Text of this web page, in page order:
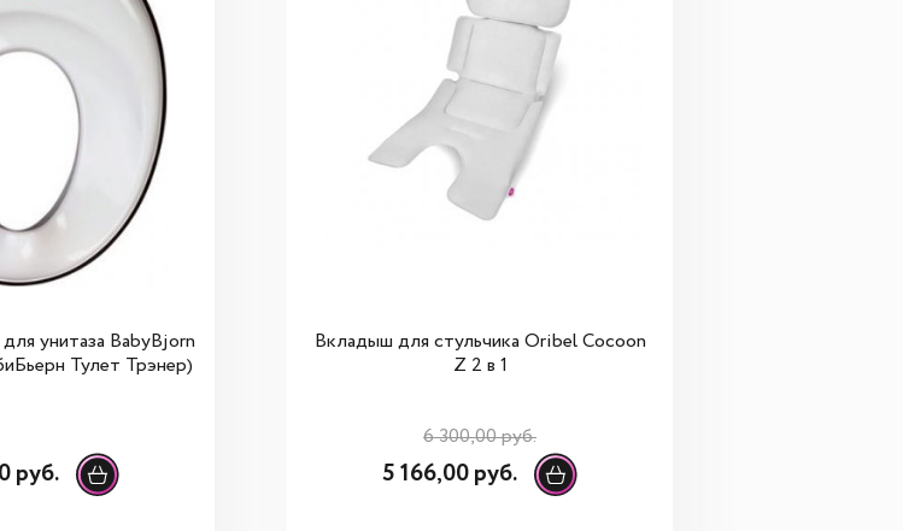
унитаза BabyBjorn
Тулет Трэнер)
руб.
Вкладыш для стульчика Oribel Cocoon
Z 2 в 1
6 300,00 руб.
5 166,00 руб.